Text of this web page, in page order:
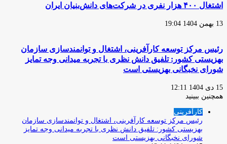
اشتغال ۴۰۰ هزار نفری در شرکت‌های دانش‌بنیان ایران
13 بهمن 1404 19:04
رئیس مرکز توسعه کارآفرینی، اشتغال و توانمندسازی سازمان
بهزیستی کشور: تلفیق دانش نظری با تجربه میدانی وجه تمایز
شورای نخبگانی بهزیستی است
15 دی 1404 12:11
همچنین ببینید
کارآفرینی
رئیس مرکز توسعه کارآفرینی، اشتغال و توانمندسازی سازمان
بهزیستی کشور: تلفیق دانش نظری با تجربه میدانی وجه تمایز
شورای نخبگانی بهزیستی است